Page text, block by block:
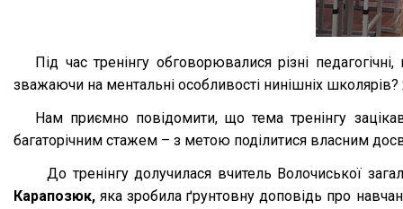
Під час тренінгу обговорювалися різні
зважаючи на ментальні особливості нинішніх
Нам приємно повідомити, що тема тренінгу
багаторічним стажем – з метою поділитися власним
До тренінгу долучилася вчитель Волочиської
Карапозюк, яка зробила ґрунтовну доповідь про